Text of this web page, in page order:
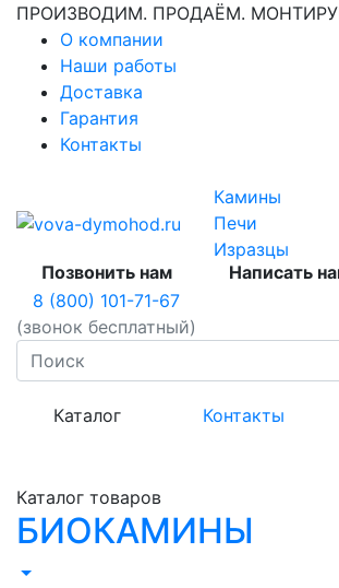
ПРОИЗВОДИМ. ПРОДАЁМ.
О компании
Наши работы
Доставка
Гарантия
Контакты
Камины
Печи
Изразцы
Позвонить нам
8 (800) 101-71-67
(звонок бесплатный)
Написать
Каталог Контакты
Каталог товаров
БИОКАМИНЫ